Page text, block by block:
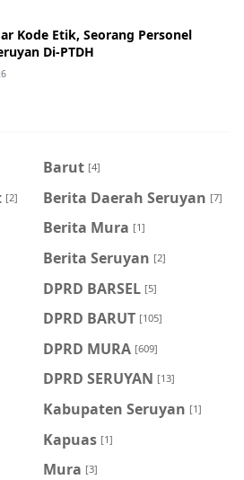
Kode Etik, Seorang Personel
Di-PTDH
Barut [4]
[2] Berita Daerah Seruyan [7]
Berita Mura [1]
Berita Seruyan [2]
DPRD BARSEL [5]
DPRD BARUT [105]
DPRD MURA [609]
DPRD SERUYAN [13]
Kabupaten Seruyan [1]
Kapuas [1]
Mura [3]